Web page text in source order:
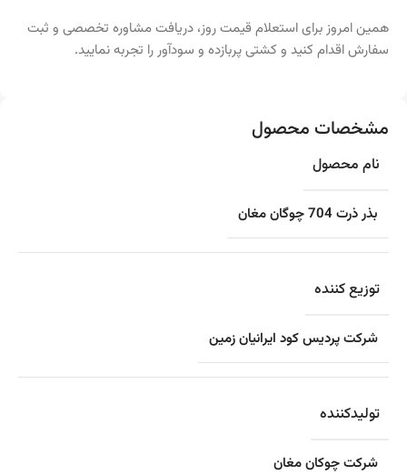
همین امروز برای استعلام قیمت روز، دریافت مشاوره تخصصی و ثبت
سفارش اقدام کنید و کشتی پربازده و سودآور را تجربه نمایید.
مشخصات محصول
نام محصول
بذر ذرت 704 چوگان مغان
توزیع کننده
شرکت پردیس کود ایرانیان زمین
تولیدکننده
شرکت چوکان مغان